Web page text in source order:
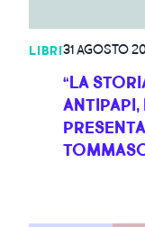
LIBRI31 AGOSTO
“LA
ANTIPAPI,